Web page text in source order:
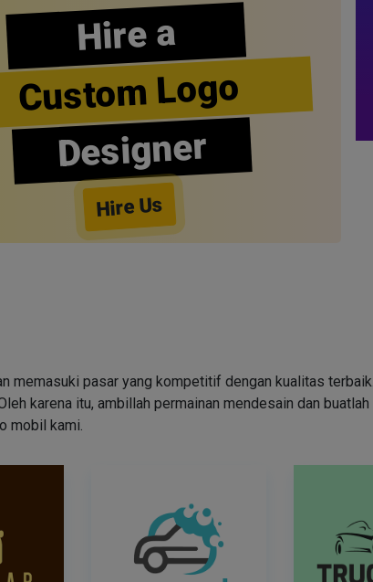
Hire a
Custom Logo
Designer
Hire Us
memasuki pasar yang kompetitif dengan kualitas
karena itu, ambillah permainan mendesain dan
mobil kami.